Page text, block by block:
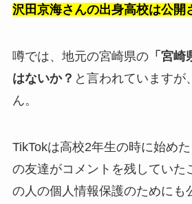
沢田京海さんの出身高校は公開
噂では、地元の宮崎県の「宮崎
はないか？ と言われていますが
ん。
TikTokは高校2年生の時に始め
の友達がコメントを残していた
の人の個人情報保護のためにも